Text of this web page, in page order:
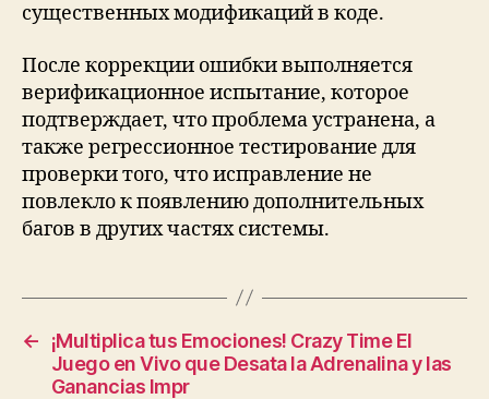
существенных модификаций в коде.
После коррекции ошибки выполняется
верификационное испытание, которое
подтверждает, что проблема устранена, а
также регрессионное тестирование для
проверки того, что исправление не
повлекло к появлению дополнительных
багов в других частях системы.
←
¡Multiplica tus Emociones! Crazy Time El
Juego en Vivo que Desata la Adrenalina y las
Ganancias Impr